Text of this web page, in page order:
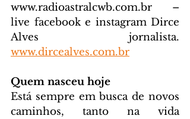
www.radioastralcwb.com.br –
live facebook e instagram Dirce
www.dircealves.com.br
Quem nasceu hoje
Está sempre em busca de novos
caminhos, tanto na vida